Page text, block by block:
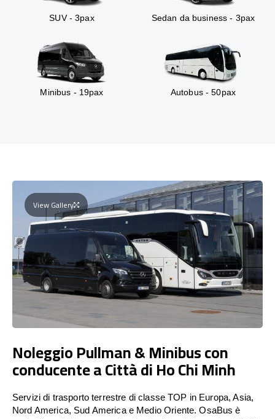
SUV - 3pax Sedan da business - 3pax
Minibus - 19pax Autobus - 50pax
View Gallery
Noleggio Pullman & Minibus con
conducente a Città di Ho Chi Minh
Servizi di trasporto terrestre di classe TOP in Europa, Asia,
Nord America, Sud America e Medio Oriente. OsaBus è